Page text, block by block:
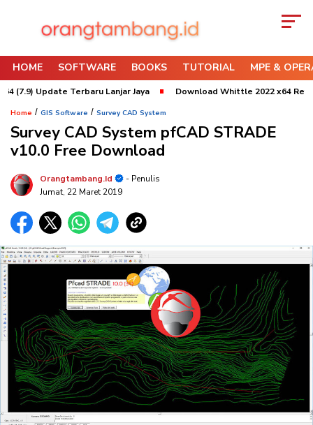
HOME SOFTWARE BOOKS TUTORIAL MPE &
Update Terbaru Lanjar Jaya Download Whittle 2022 x64 Refresh 3
Home / GIS Software / Survey CAD System
Survey CAD System pfCAD STRADE
v10.0 Free Download
Orangtambang.id
- Penulis
Jumat, 22 Maret 2019